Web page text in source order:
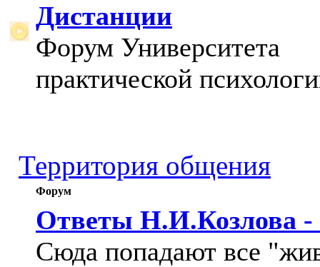
Дистанции
Форум Университета
практической
Территория общения
Форум
Ответы Н.И.Козлова -
Сюда попадают все